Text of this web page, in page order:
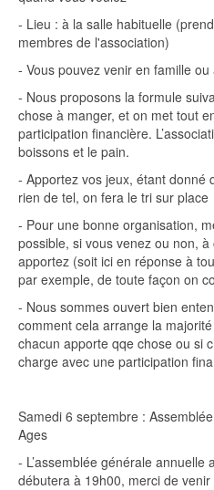
- Lieu : à la salle habituelle
membres de l'association)
- Vous pouvez venir en famille
- Nous proposons la formule
chose à manger, et on met tout
participation financière.
boissons et le pain.
- Apportez vos jeux, étant donné
rien de tel, on fera le tri sur place
- Pour une bonne organisation,
possible, si vous venez ou non,
apportez (soit ici en réponse à
par exemple, de toute façon on
- Nous sommes ouvert bien
comment cela arrange la
chacun apporte qqe chose ou si
charge avec une participation
Samedi 6 septembre :
Ages
- L’assemblée générale
débutera à 19h00, merci de